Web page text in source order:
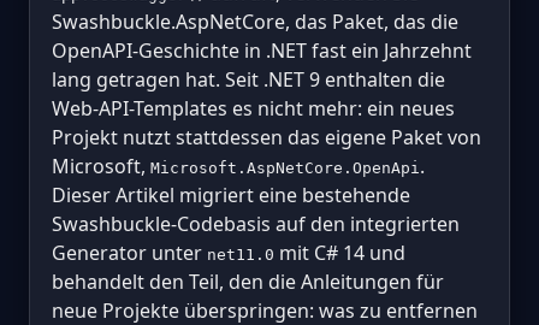
Swashbuckle.AspNetCore, das Paket, das die
OpenAPI-Geschichte in .NET fast ein Jahrzehnt
lang getragen hat. Seit .NET 9 enthalten die
Web-API-Templates es nicht mehr: ein neues
Projekt nutzt stattdessen das eigene Paket von
Microsoft, Microsoft.AspNetCore.OpenApi.
Dieser Artikel migriert eine bestehende
Swashbuckle-Codebasis auf den integrierten
Generator unter net11.0 mit C# 14 und
behandelt den Teil, den die Anleitungen für
neue Projekte überspringen: was zu entfernen